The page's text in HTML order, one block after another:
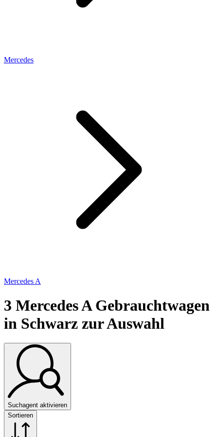
Mercedes
Mercedes A
3 Mercedes A Gebrauchtwagen
in Schwarz zur Auswahl
Suchagent aktivieren
Sortieren